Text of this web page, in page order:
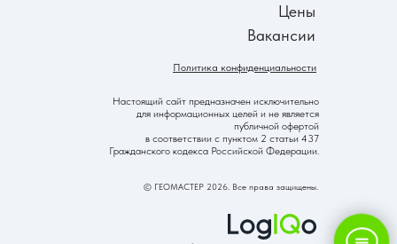
Цены
Вакансии
© ГЕОМАСТЕР 2026. Все права защищены.
Политика конфиденциальности
Настоящий сайт предназначен исключительно
для информационных целей и не является
публичной офертой
в соответствии с пунктом 2 статьи 437
Гражданского кодекса Российской Федерации.